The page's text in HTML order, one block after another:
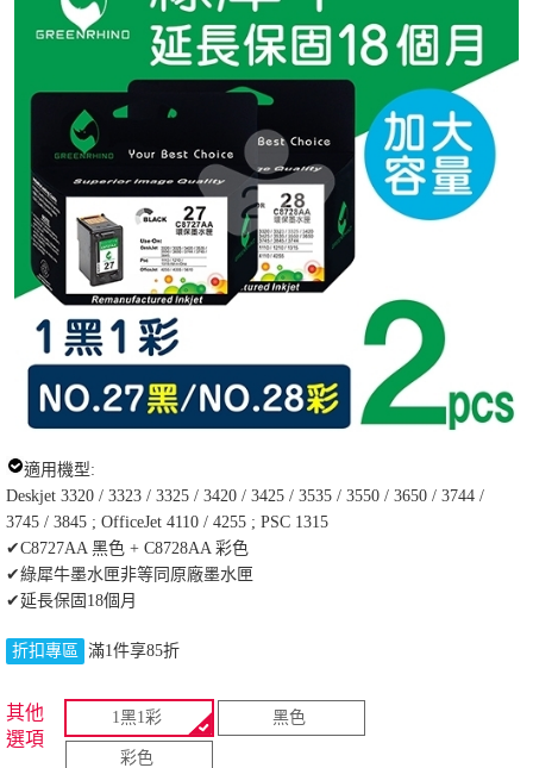
適用機型:
Deskjet 3320 / 3323 / 3325 / 3420 / 3425 / 3535 / 3550 / 3650 / 3744 /
3745 / 3845 ; OfficeJet 4110 / 4255 ; PSC 1315
✔C8727AA 黑色 + C8728AA 彩色
✔綠犀牛墨水匣非等同原廠墨水匣
✔延長保固18個月
折扣專區 滿1件享85折
其他
選項
1黑1彩 黑色
彩色